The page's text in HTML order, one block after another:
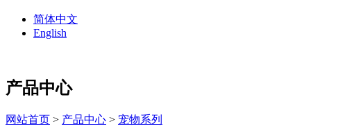
简体中文
English
产品中心
网站首页 > 产品中心 > 宠物系列